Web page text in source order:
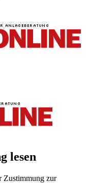
lesen
Zustimmung zur